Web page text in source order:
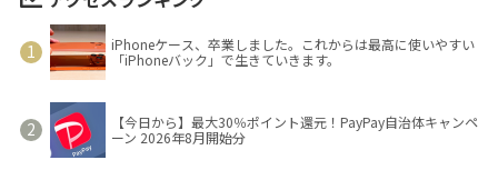
iPhoneケース、卒業しました。これからは最高に使いやすい
「iPhoneバック」で生きていきます。
【今日から】最大30％ポイント還元！PayPay自治体キャンペ
ーン 2026年8月開始分